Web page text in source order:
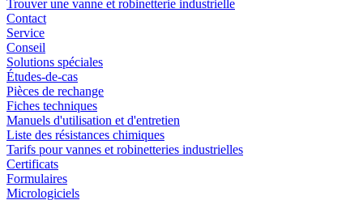
Trouver une vanne et robinetterie industrielle
Contact
Service
Conseil
Solutions spéciales
Études-de-cas
Pièces de rechange
Fiches techniques
Manuels d'utilisation et d'entretien
Liste des résistances chimiques
Tarifs pour vannes et robinetteries industrielles
Certificats
Formulaires
Micrologiciels